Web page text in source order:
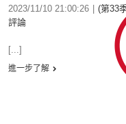
2023/11/10 21:00:26 (第33
評論
[...]
進一步了解